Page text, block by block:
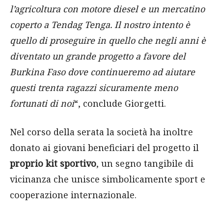
l’agricoltura con motore diesel e un mercatino
coperto a Tendag Tenga. Il nostro intento è
quello di proseguire in quello che negli anni è
diventato un grande progetto a favore del
Burkina Faso dove continueremo ad aiutare
questi trenta ragazzi sicuramente meno
fortunati di noi“, conclude Giorgetti.
Nel corso della serata la società ha inoltre
donato ai giovani beneficiari del progetto il
proprio kit sportivo, un segno tangibile di
vicinanza che unisce simbolicamente sport e
cooperazione internazionale.